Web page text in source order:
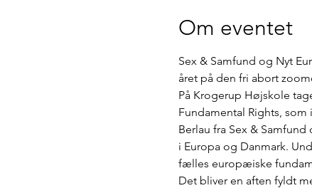
Om eventet
Sex & Samfund og Nyt
året på den fri abort
På Krogerup Højskole
Fundamental Rights,
Berlau fra Sex &
i Europa og Danmark.
fælles europæiske
Det bliver en aften fyldt